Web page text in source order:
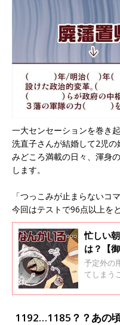
一大センセーションを巻き
洗直子さんが結婚して2児
みどころ満載の日々、渾身
します。
「つっこみが止まらないコ
今回はテストで96点以上を
忙しい
は？【
予定外の
てしまう
洗直子の
1192…1185？？あの